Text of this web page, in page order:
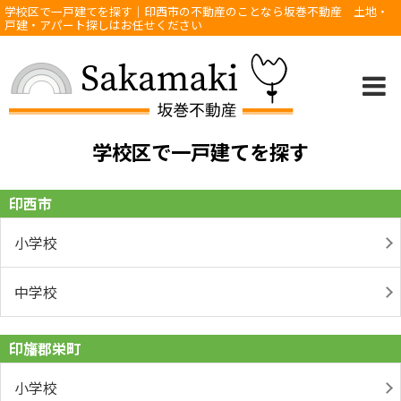
学校区で一戸建てを探す｜印西市の不動産のことなら坂巻不動産 土地・
戸建・アパート探しはお任せください
学校区で一戸建てを探す
印西市
小学校
中学校
印旛郡栄町
小学校